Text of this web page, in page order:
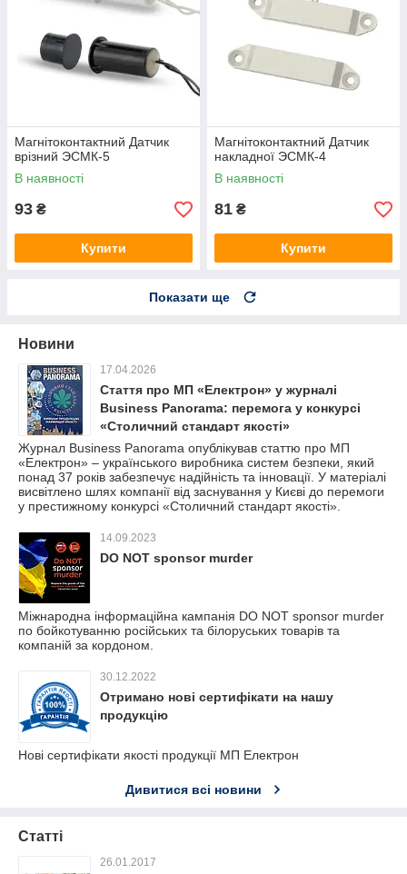
Магнітоконтактний Датчик
врізний ЭСМК-5
В наявності
93 ₴
Купити
Магнітоконтактний Датчик
накладної ЭСМК-4
В наявності
81 ₴
Купити
Показати ще
Новини
17.04.2026
Стаття про МП «Електрон» у журналі
Business Panorama: перемога у конкурсі
«Столичний стандарт якості»
Журнал Business Panorama опублікував статтю про МП
«Електрон» – українського виробника систем безпеки, який
понад 37 років забезпечує надійність та інновації. У матеріалі
висвітлено шлях компанії від заснування у Києві до перемоги
у престижному конкурсі «Столичний стандарт якості».
14.09.2023
DO NOT sponsor murder
Міжнародна інформаційна кампанія DO NOT sponsor murder
по бойкотуванню російських та білоруських товарів та
компаній за кордоном.
30.12.2022
Отримано нові сертифікати на нашу
продукцію
Нові сертифікати якості продукції МП Електрон
Дивитися всі новини
Статті
26.01.2017